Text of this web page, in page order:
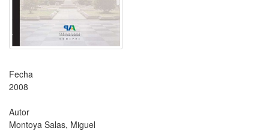
Fecha
2008
Autor
Montoya Salas, Miguel